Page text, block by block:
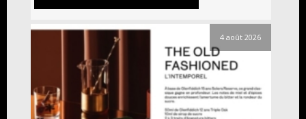
4 août 2026